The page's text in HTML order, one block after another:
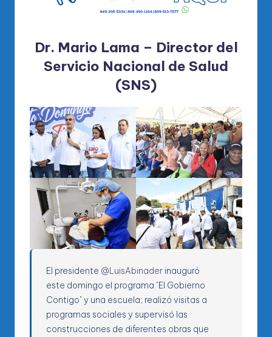
Dr. Mario Lama – Director del
Servicio Nacional de Salud
(SNS)
El presidente @LuisAbinader inauguró
este domingo el programa "El Gobierno
Contigo" y una escuela; realizó visitas a
programas sociales y supervisó las
construcciones de diferentes obras que